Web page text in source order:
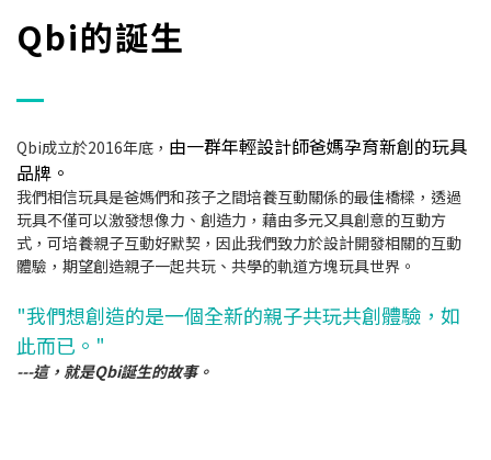
Qbi的誕生
Qbi成立於2016年底， 由一群年輕設計師爸媽孕育新創的玩具
品牌。
我們相信玩具是爸媽們和孩子之間培養互動關係的最佳橋樑，透過
玩具不僅可以激發想像力、創造力，藉由多元又具創意的互動方
式，可培養親子互動好默契，因此我們致力於設計開發相關的互動
體驗，期望創造親子一起共玩、共學的軌道方塊玩具世界。
"我們想創造的是一個全新的親子共玩共創體驗，如
此而已。"
---這，就是Qbi誕生的故事。